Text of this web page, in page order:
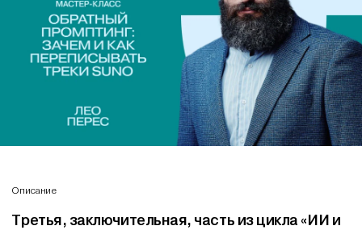
Описание
Третья, заключительная, часть из цикла «ИИ и